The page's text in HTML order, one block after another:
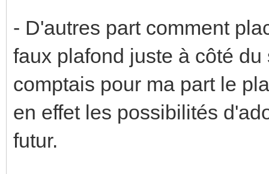
- D'autres part comment
faux plafond juste à côté
comptais pour ma part le
en effet les possibilités
futur.